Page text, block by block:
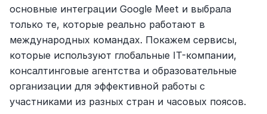
основные интеграции Google Meet и выбрала
только те, которые реально работают в
международных командах. Покажем сервисы,
которые используют глобальные IT-компании,
консалтинговые агентства и образовательные
организации для эффективной работы с
участниками из разных стран и часовых поясов.